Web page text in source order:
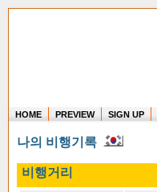
HOME PREVIEW SIGN UP
나의 비행기록
비행거리